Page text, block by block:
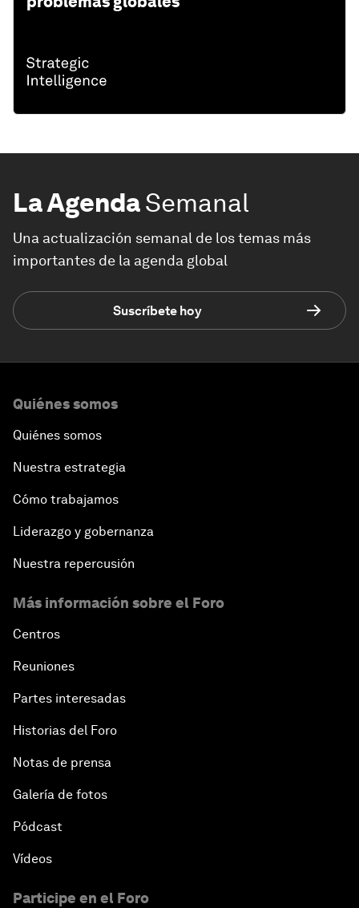
La AgendaSemanal
Una actualización semanal de los temas más
importantes de la agenda global
Suscríbete hoy
Quiénes somos
Quiénes somos
Nuestra estrategia
Cómo trabajamos
Liderazgo y gobernanza
Nuestra repercusión
Más información sobre el Foro
Centros
Reuniones
Partes interesadas
Historias del Foro
Notas de prensa
Galería de fotos
Pódcast
Vídeos
Participe en el Foro